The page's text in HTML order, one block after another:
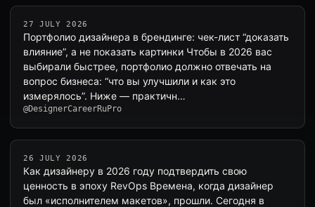
27 JULY 2026
Портфолио дизайнера в брендинге: чек-лист “доказать
влияние”, а не показать картинки Чтобы в 2026 вас
выбирали быстрее, портфолио должно отвечать на
вопрос бизнеса: “что вы улучшили и как это
измерялось”. Ниже — практичн…
@DesignerCareerRuPro
26 JULY 2026
Как дизайнеру в 2026 году подтвердить свою
ценность в эпоху RevOps Времена, когда дизайнер
был «исполнителем макетов», прошли. Сегодня в